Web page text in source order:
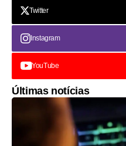
Twitter
Instagram
YouTube
Últimas notícias